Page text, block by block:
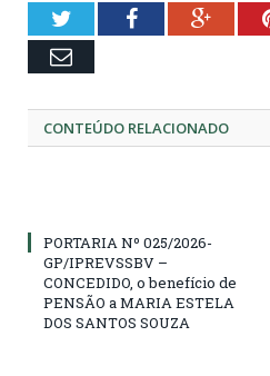
TwitterFacebook
Email
CONTEÚDO RELACIONADO
PORTARIA Nº 025/2026-
GP/IPREVSSBV –
CONCEDIDO, o benefício de
PENSÃO a MARIA ESTELA
DOS SANTOS SOUZA